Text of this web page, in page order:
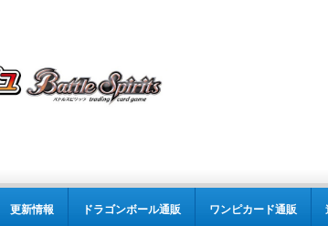
更新情報 ドラゴンボール通販 ワンピカード通販